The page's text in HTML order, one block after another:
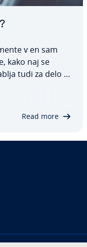
v en sam
kako naj se
tudi za delo z
Read more